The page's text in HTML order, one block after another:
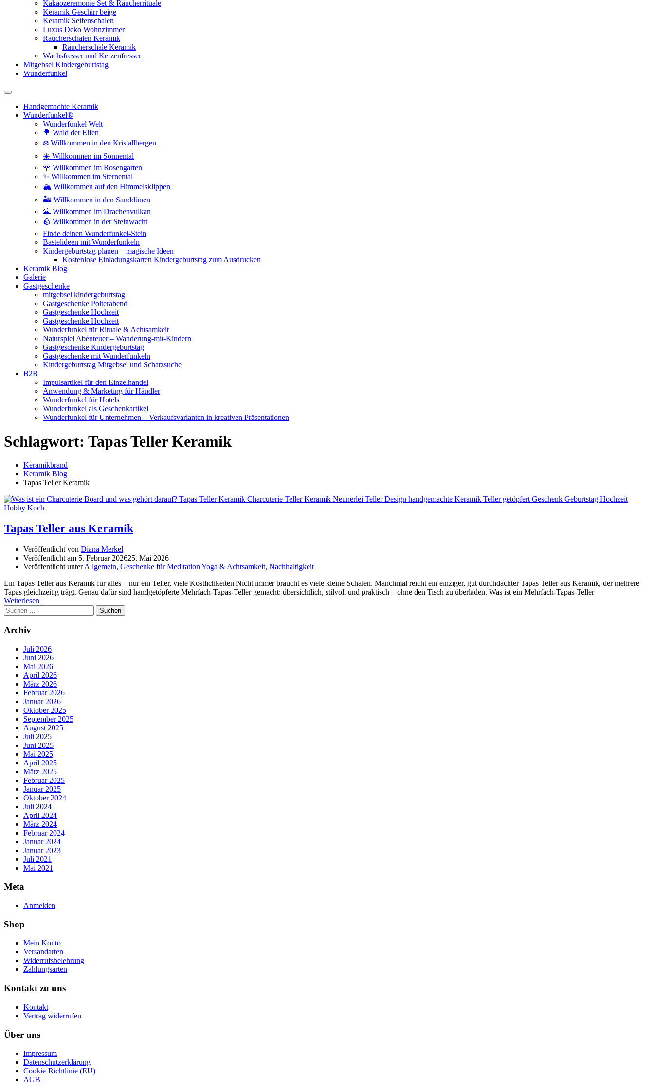
Kakaozeremonie Set & Räucherrituale
Keramik Geschirr beige
Keramik Seifenschalen
Luxus Deko Wohnzimmer
Räucherschalen Keramik
Räucherschale Keramik
Wachsfresser und Kerzenfresser
Mitgebsel Kindergeburtstag
Wunderfunkel
Handgemachte Keramik
Wunderfunkel®
Wunderfunkel Welt
🌳 Wald der Elfen
❄️ Willkommen in den Kristallbergen
☀️ Willkommen im Sonnental
🌹 Willkommen im Rosengarten
✨ Willkommen im Sternental
🏔️ Willkommen auf den Himmelsklippen
🏜️ Willkommen in den Sanddünen
🌋 Willkommen im Drachenvulkan
🪨 Willkommen in der Steinwacht
Finde deinen Wunderfunkel-Stein
Bastelideen mit Wunderfunkeln
Kindergeburtstag planen – magische Ideen
Kostenlose Einladungskarten Kindergeburtstag zum Ausdrucken
Keramik Blog
Galerie
Gastgeschenke
mitgebsel kindergeburtstag
Gastgeschenke Polterabend
Gastgeschenke Hochzeit
Gastgeschenke Hochzeit
Wunderfunkel für Rituale & Achtsamkeit
Naturspiel Abenteuer – Wanderung-mit-Kindern
Gastgeschenke Kindergeburtstag
Gastgeschenke mit Wunderfunkeln
Kindergeburtstag Mitgebsel und Schatzsuche
B2B
Impulsartikel für den Einzelhandel
Anwendung & Marketing für Händler
Wunderfunkel für Hotels
Wunderfunkel als Geschenkartikel
Wunderfunkel für Unternehmen – Verkaufsvarianten in kreativen Präsentationen
Schlagwort: Tapas Teller Keramik
Keramikbrand
Keramik Blog
Tapas Teller Keramik
Tapas Teller aus Keramik
Veröffentlicht von Diana Merkel
Veröffentlicht am 5. Februar 202625. Mai 2026
Veröffentlicht unterAllgemein, Geschenke für Meditation Yoga & Achtsamkeit, Nachhaltigkeit
Ein Tapas Teller aus Keramik für alles – nur ein Teller, viele Köstlichkeiten Nicht immer braucht es viele kleine Schalen. Manchmal reicht ein einziger, gut durchdachter Tapas Teller aus Keramik, der mehrere
Tapas gleichzeitig trägt. Genau dafür sind handgetöpferte Mehrfach-Tapas-Teller gemacht: übersichtlich, stilvoll und praktisch – ohne den Tisch zu überladen. Was ist ein Mehrfach-Tapas-Teller
Weiterlesen
Suchen
nach:
Archiv
Juli 2026
Juni 2026
Mai 2026
April 2026
März 2026
Februar 2026
Januar 2026
Oktober 2025
September 2025
August 2025
Juli 2025
Juni 2025
Mai 2025
April 2025
März 2025
Februar 2025
Januar 2025
Oktober 2024
Juli 2024
April 2024
März 2024
Februar 2024
Januar 2024
Januar 2023
Juli 2021
Mai 2021
Meta
Anmelden
Shop
Mein Konto
Versandarten
Widerrufsbelehrung
Zahlungsarten
Kontakt zu uns
Kontakt
Vertrag widerrufen
Über uns
Impressum
Datenschutzerklärung
Cookie-Richtlinie (EU)
AGB